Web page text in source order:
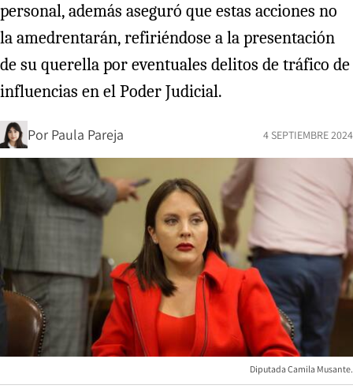
personal, además aseguró que estas acciones no
la amedrentarán, refiriéndose a la presentación
de su querella por eventuales delitos de tráfico de
influencias en el Poder Judicial.
Por Paula Pareja 4 SEPTIEMBRE 2024
Diputada Camila Musante.